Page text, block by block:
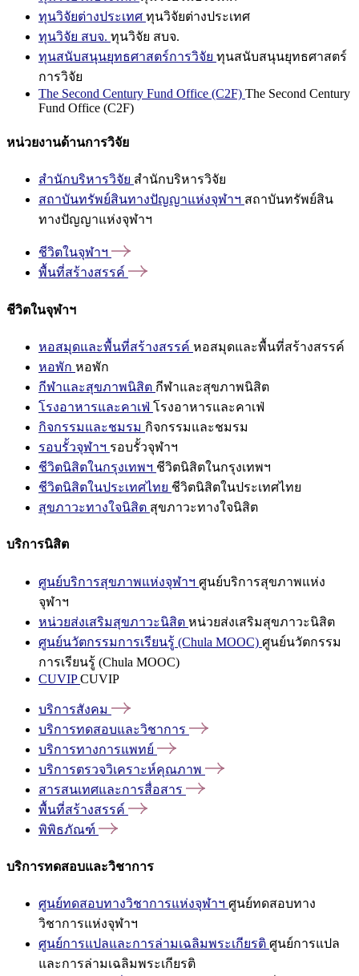
ทุนวิจัยต่างประเทศ ทุนวิจัยต่างประเทศ
ทุนวิจัย สบจ. ทุนวิจัย สบจ.
ทุนสนับสนุนยุทธศาสตร์การวิจัย ทุนสนับสนุนยุทธศาสตร์
การวิจัย
The Second Century Fund Office (C2F) The Second Century
Fund Office (C2F)
หน่วยงานด้านการวิจัย
สำนักบริหารวิจัย สำนักบริหารวิจัย
สถาบันทรัพย์สินทางปัญญาแห่งจุฬาฯ สถาบันทรัพย์สิน
ทางปัญญาแห่งจุฬาฯ
ชีวิตในจุฬาฯ
พื้นที่สร้างสรรค์
ชีวิตในจุฬาฯ
หอสมุดและพื้นที่สร้างสรรค์ หอสมุดและพื้นที่สร้างสรรค์
หอพัก หอพัก
กีฬาและสุขภาพนิสิต กีฬาและสุขภาพนิสิต
โรงอาหารและคาเฟ่ โรงอาหารและคาเฟ่
กิจกรรมและชมรม กิจกรรมและชมรม
รอบรั้วจุฬาฯ รอบรั้วจุฬาฯ
ชีวิตนิสิตในกรุงเทพฯ ชีวิตนิสิตในกรุงเทพฯ
ชีวิตนิสิตในประเทศไทย ชีวิตนิสิตในประเทศไทย
สุขภาวะทางใจนิสิต สุขภาวะทางใจนิสิต
บริการนิสิต
ศูนย์บริการสุขภาพแห่งจุฬาฯ ศูนย์บริการสุขภาพแห่ง
จุฬาฯ
หน่วยส่งเสริมสุขภาวะนิสิต หน่วยส่งเสริมสุขภาวะนิสิต
ศูนย์นวัตกรรมการเรียนรู้ (Chula MOOC) ศูนย์นวัตกรรม
การเรียนรู้ (Chula MOOC)
CUVIPCUVIP
บริการสังคม
บริการทดสอบและวิชาการ
บริการทางการแพทย์
บริการตรวจวิเคราะห์คุณภาพ
สารสนเทศและการสื่อสาร
พื้นที่สร้างสรรค์
พิพิธภัณฑ์
บริการทดสอบและวิชาการ
ศูนย์ทดสอบทางวิชาการแห่งจุฬาฯ ศูนย์ทดสอบทาง
วิชาการแห่งจุฬาฯ
ศูนย์การแปลและการล่ามเฉลิมพระเกียรติ ศูนย์การแปล
และการล่ามเฉลิมพระเกียรติ